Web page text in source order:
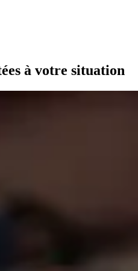
à votre situation